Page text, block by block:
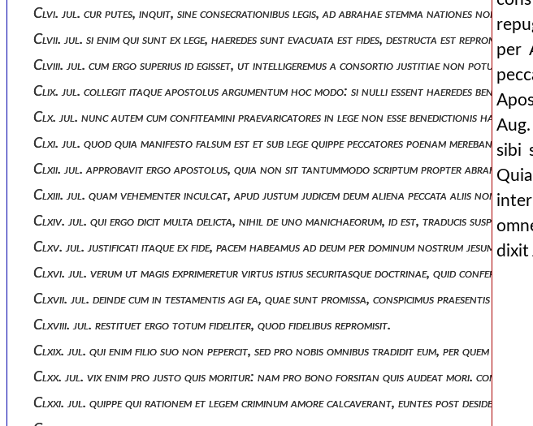
Clvi. jul. cur putes, inquit, sine consecrationibus legis, ad abrahae stemma nationes non posse
Clvii. jul. si enim qui sunt ex lege, haeredes sunt evacuata est fides, destructa est
Clviii. jul. cum ergo superius id egisset, ut intelligeremus a consortio justitiae non potuisse
Clix. jul. collegit itaque apostolus argumentum hoc modo: si nulli essent haeredes
Clx. jul. nunc autem cum confiteamini praevaricatores in lege non esse benedictionis
Clxi. jul. quod quia manifesto falsum est et sub lege quippe peccatores poenam merebantur,
Clxii. jul. approbavit ergo apostolus, quia non sit tantummodo scriptum propter abraham,
Clxiii. jul. quam vehementer inculcat, apud justum judicem deum aliena peccata aliis non
Clxiv. jul. qui ergo dicit multa delicta, nihil de uno manichaeorum, id est, traducis suspicatur.
Clxv. jul. justificati itaque ex fide, pacem habeamus ad deum per dominum nostrum jesum
Clxvi. jul. verum ut magis exprimeretur virtus istius securitasque doctrinae, quid conferat
Clxvii. jul. deinde cum in testamentis agi ea, quae sunt promissa, conspicimus praesentis vitae
Clxviii. jul. restituet ergo totum fideliter, quod fidelibus repromisit.
Clxix. jul. qui enim filio suo non pepercit, sed pro nobis omnibus tradidit eum, per quem nos
Clxx. jul. vix enim pro justo quis moritur: nam pro bono forsitan quis audeat mori.
Clxxi. jul. quippe qui rationem et legem criminum amore calcaverant, euntes post desideria
per
sibi
dixit